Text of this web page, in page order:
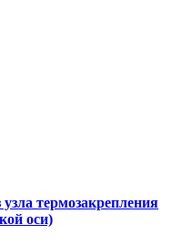
термозакрепления
оси)